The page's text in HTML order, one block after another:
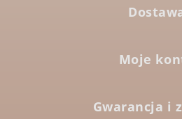
Moje
Gwarancja i